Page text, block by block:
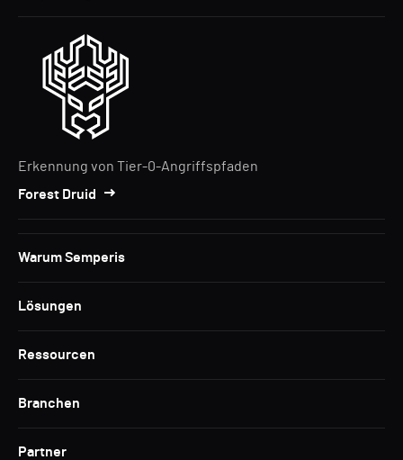
Erkennung von Tier-0-Angriffspfaden
Forest Druid
Warum Semperis
Lösungen
Ressourcen
Branchen
Partner